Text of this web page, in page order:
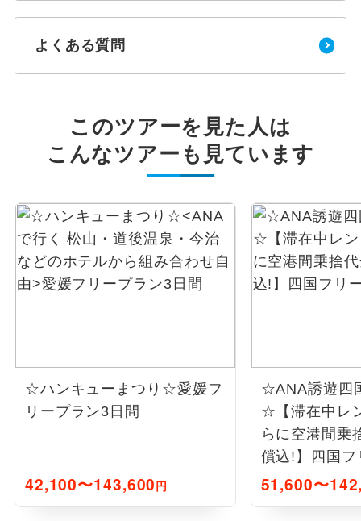
よくある質問
このツアーを見た人は
こんなツアーも見ています
☆ハンキューまつり☆愛媛フ
リープラン3日間
42,100〜143,600円
☆ANA誘遊四
☆【滞在中レ
らに空港間乗
償込!】四国
間
51,600〜